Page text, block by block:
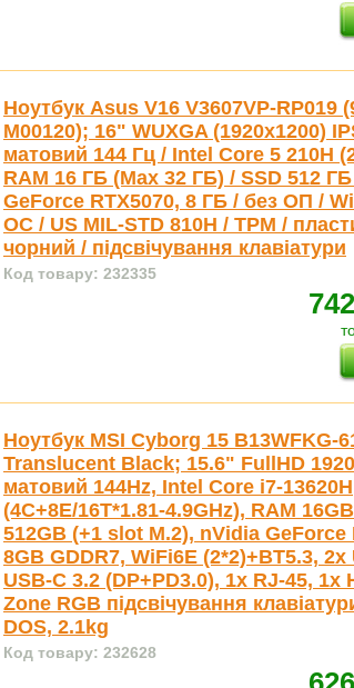
Ноутбук Asus V16 V3607VP-RP019
M00120); 16" WUXGA (1920x1200)
матовий 144 Гц / Intel Core 5 210H
RAM 16 ГБ (Max 32 ГБ) / SSD 512
GeForce RTX5070, 8 ГБ / без ОП /
ОС / US MIL-STD 810H / TPM /
чорний / підсвічування клавіатури
Код товару: 232335
Ноутбук MSI Cyborg 15 B13WFKG-
Translucent Black; 15.6" FullHD
матовий 144Hz, Intel Core i7-13620H
(4С+8E/16T*1.81-4.9GHz), RAM
512GB (+1 slot M.2), nVidia GeForce
8GB GDDR7, WiFi6E (2*2)+BT5.3, 2x
USB-C 3.2 (DP+PD3.0), 1x RJ-45, 1x
Zone RGB підсвічування
DOS, 2.1kg
Код товару: 232628